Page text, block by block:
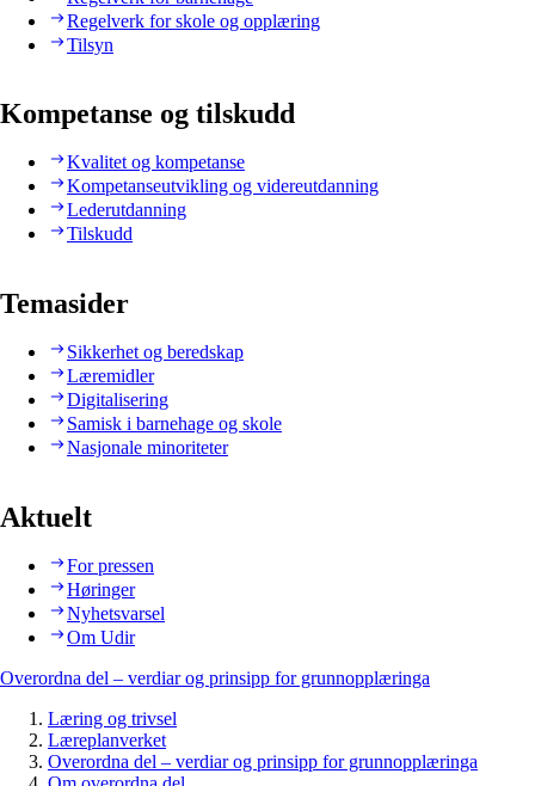
Regelverk for skole og opplæring
Tilsyn
Kompetanse og tilskudd
Kvalitet og kompetanse
Kompetanseutvikling og videreutdanning
Lederutdanning
Tilskudd
Temasider
Sikkerhet og beredskap
Læremidler
Digitalisering
Samisk i barnehage og skole
Nasjonale minoriteter
Aktuelt
For pressen
Høringer
Nyhetsvarsel
Om Udir
Overordna del – verdiar og prinsipp for grunnopplæringa
Læring og trivsel
Læreplanverket
Overordna del – verdiar og prinsipp for grunnopplæringa